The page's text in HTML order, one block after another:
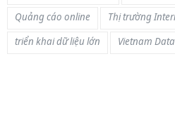
Quảng cáo online
Thị trường
triển khai dữ liệu lớn
Vietnam